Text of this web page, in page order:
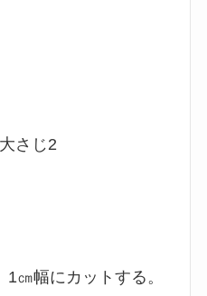
さじ2
1㎝幅にカットする。